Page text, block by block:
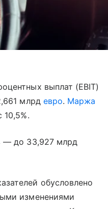
выплат (EBIT)
млрд евро. Маржа
10,5%.
— до 33,927 млрд
обусловлено
изменениями